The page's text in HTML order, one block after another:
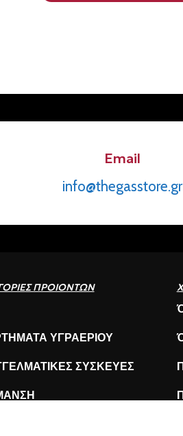
Email
info@thegasstore.gr
ΠΡΟΙΟΝΤΩΝ
ΥΓΡΑΕΡΙΟΥ
ΣΥΣΚΕΥΕΣ